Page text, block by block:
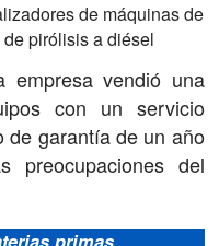
de máquinas de
pirólisis a diésel
empresa vendió una
con un servicio
de garantía de un año
preocupaciones del